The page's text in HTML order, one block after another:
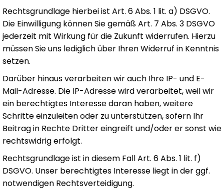
Rechtsgrundlage hierbei ist Art. 6 Abs. 1 lit. a) DSGVO.
Die Einwilligung können Sie gemäß Art. 7 Abs. 3 DSGVO
jederzeit mit Wirkung für die Zukunft widerrufen. Hierzu
müssen Sie uns lediglich über Ihren Widerruf in Kenntnis
setzen.
Darüber hinaus verarbeiten wir auch Ihre IP- und E-
Mail-Adresse. Die IP-Adresse wird verarbeitet, weil wir
ein berechtigtes Interesse daran haben, weitere
Schritte einzuleiten oder zu unterstützen, sofern Ihr
Beitrag in Rechte Dritter eingreift und/oder er sonst wie
rechtswidrig erfolgt.
Rechtsgrundlage ist in diesem Fall Art. 6 Abs. 1 lit. f)
DSGVO. Unser berechtigtes Interesse liegt in der ggf.
notwendigen Rechtsverteidigung.